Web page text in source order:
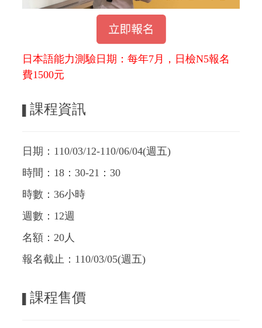
日本語能力測驗日期：每年7月，日檢N5報名
費1500元
課程資訊
日期：110/03/12-110/06/04(週五)
時間：18：30-21：30
時數：36小時
週數：12週
名額：20人
報名截止：110/03/05(週五)
課程售價